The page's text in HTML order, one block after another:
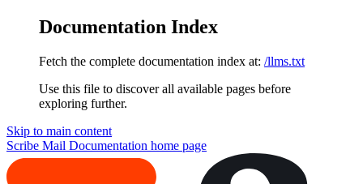
Documentation Index
Fetch the complete documentation index at: /llms.txt
Use this file to discover all available pages before
exploring further.
Skip to main content
Scribe Mail Documentation home page